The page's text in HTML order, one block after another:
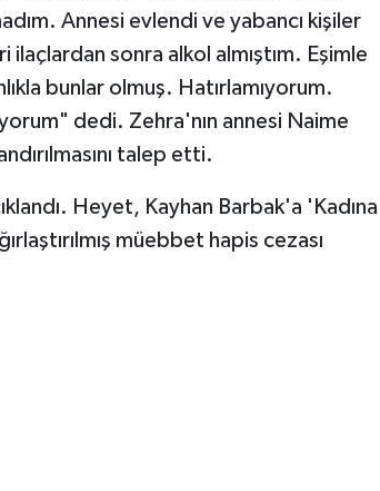
Annesi evlendi ve yabancı kişiler
sonra alkol almıştım. Eşimle
bunlar olmuş. Hatırlamıyorum.
dedi. Zehra'nın annesi Naime
talep etti.
Heyet, Kayhan Barbak'a 'Kadına
müebbet hapis cezası